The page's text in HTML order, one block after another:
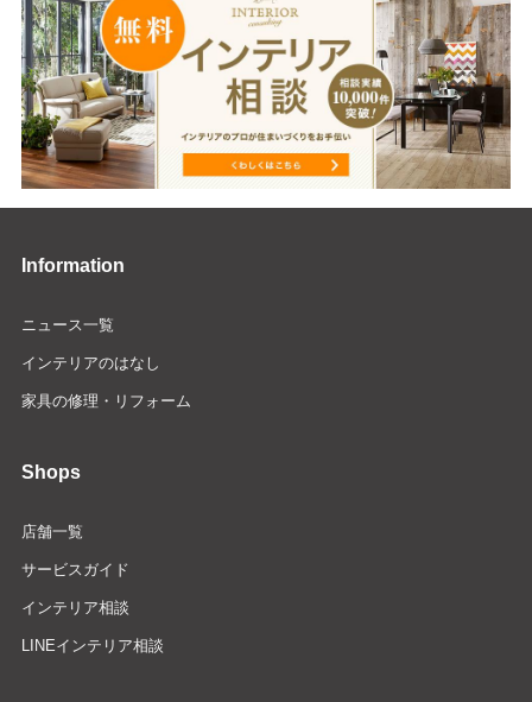
Information
ニュース一覧
インテリアのはなし
家具の修理・リフォーム
Shops
店舗一覧
サービスガイド
インテリア相談
LINEインテリア相談